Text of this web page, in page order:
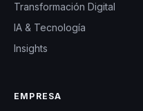
Transformación Digital
IA & Tecnología
Insights
EMPRESA